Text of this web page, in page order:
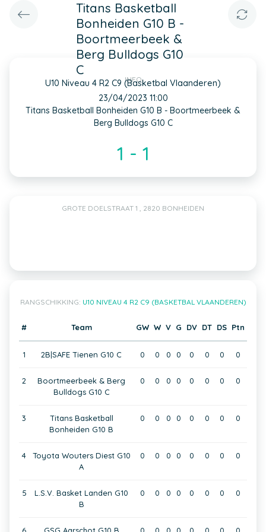
Titans Basketball
Bonheiden G10 B -
Boortmeerbeek &
Berg Bulldogs G10
C
U10 Niveau 4 R2 C9 (Basketbal Vlaanderen)
INFO
23/04/2023 11:00
Titans Basketball Bonheiden G10 B - Boortmeerbeek &
Berg Bulldogs G10 C
1 - 1
GROTE DOELSTRAAT 1 , 2820 BONHEIDEN
RANGSCHIKKING: U10 NIVEAU 4 R2 C9 (BASKETBAL VLAANDEREN)
# Team GW W V G DV DT DS Ptn
1 2B|SAFE Tienen G10 C 0 0 0 0 0 0 0 0
2
Boortmeerbeek & Berg
Bulldogs G10 C
0 0 0 0 0 0 0 0
3
Titans Basketball
Bonheiden G10 B
0 0 0 0 0 0 0 0
4
Toyota Wouters Diest G10
A
0 0 0 0 0 0 0 0
5
L.S.V. Basket Landen G10
B
0 0 0 0 0 0 0 0